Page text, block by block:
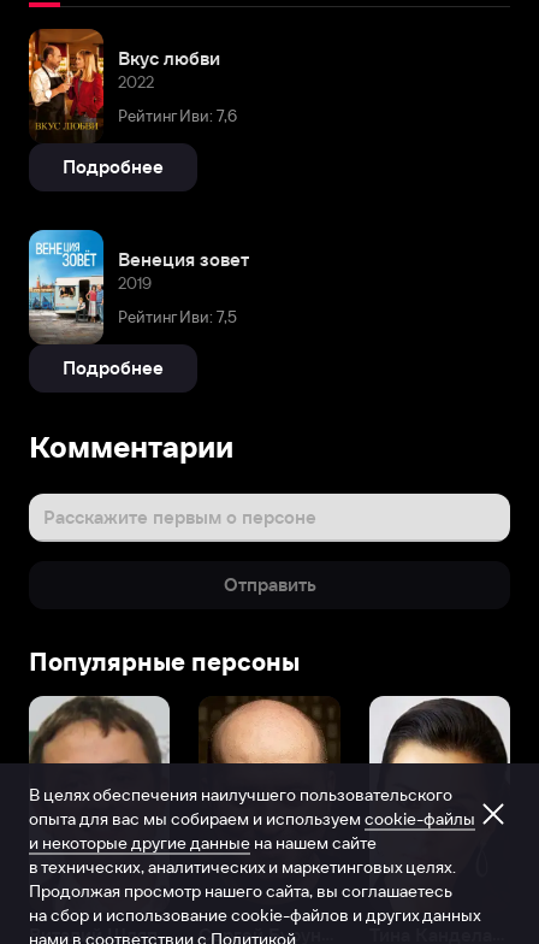
Вкус любви
2022
Рейтинг Иви: 7,6
Подробнее
Венеция зовет
2019
Рейтинг Иви: 7,5
Подробнее
Комментарии
Расскажите первым о персоне
Отправить
Популярные персоны
Виталий Шляппо
В целях обеспечения наилучшего пользовательского
опыта для вас мы собираем и используем cookie-файлы
и некоторые другие данные на нашем сайте
в технических, аналитических и маркетинговых целях.
Продолжая просмотр нашего сайта, вы соглашаетесь
на сбор и использование cookie-файлов и других данных
нами в соответствии с Политикой